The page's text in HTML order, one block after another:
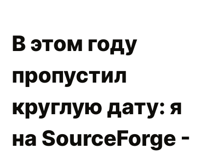
В этом году
пропустил
круглую дату: я
на SourceForge -